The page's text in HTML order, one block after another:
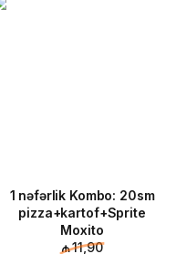
1 nəfərlik Kombo: 20sm
pizza+kartof+Sprite
Moxito
₼ 11,90